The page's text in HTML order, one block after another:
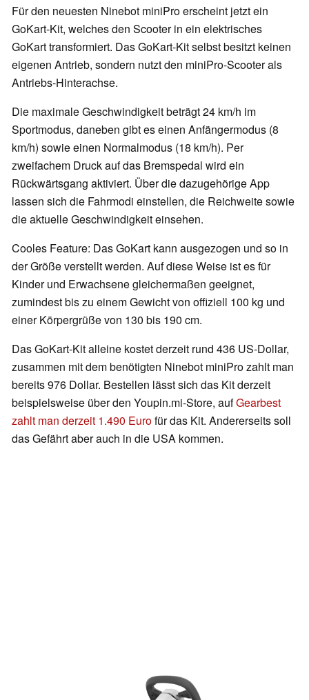
Für den neuesten Ninebot miniPro erscheint jetzt ein
GoKart-Kit, welches den Scooter in ein elektrisches
GoKart transformiert. Das GoKart-Kit selbst besitzt keinen
eigenen Antrieb, sondern nutzt den miniPro-Scooter als
Antriebs-Hinterachse.
Die maximale Geschwindigkeit beträgt 24 km/h im
Sportmodus, daneben gibt es einen Anfängermodus (8
km/h) sowie einen Normalmodus (18 km/h). Per
zweifachem Druck auf das Bremspedal wird ein
Rückwärtsgang aktiviert. Über die dazugehörige App
lassen sich die Fahrmodi einstellen, die Reichweite sowie
die aktuelle Geschwindigkeit einsehen.
Cooles Feature: Das GoKart kann ausgezogen und so in
der Größe verstellt werden. Auf diese Weise ist es für
Kinder und Erwachsene gleichermaßen geeignet,
zumindest bis zu einem Gewicht von offiziell 100 kg und
einer Körpergrüße von 130 bis 190 cm.
Das GoKart-Kit alleine kostet derzeit rund 436 US-Dollar,
zusammen mit dem benötigten Ninebot miniPro zahlt man
bereits 976 Dollar. Bestellen lässt sich das Kit derzeit
beispielsweise über den Youpin.mi-Store, aufGearbest
zahlt man derzeit 1.490 Eurofür das Kit. Andererseits soll
das Gefährt aber auch in die USA kommen.